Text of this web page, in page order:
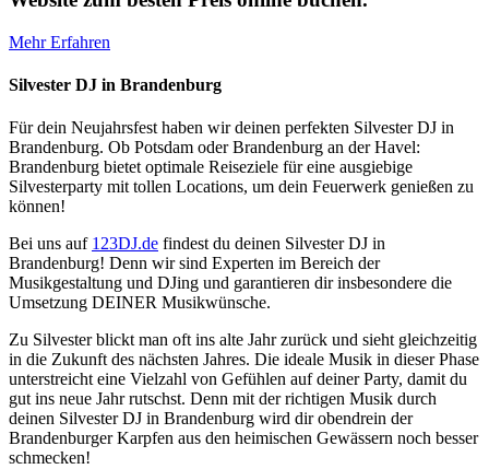
Mehr Erfahren
Silvester DJ in Brandenburg
Für dein Neujahrsfest haben wir deinen perfekten Silvester DJ in
Brandenburg. Ob Potsdam oder Brandenburg an der Havel:
Brandenburg bietet optimale Reiseziele für eine ausgiebige
Silvesterparty mit tollen Locations, um dein Feuerwerk genießen zu
können!
Bei uns auf 123DJ.de findest du deinen Silvester DJ in
Brandenburg! Denn wir sind Experten im Bereich der
Musikgestaltung und DJing und garantieren dir insbesondere die
Umsetzung DEINER Musikwünsche.
Zu Silvester blickt man oft ins alte Jahr zurück und sieht gleichzeitig
in die Zukunft des nächsten Jahres. Die ideale Musik in dieser Phase
unterstreicht eine Vielzahl von Gefühlen auf deiner Party, damit du
gut ins neue Jahr rutschst. Denn mit der richtigen Musik durch
deinen Silvester DJ in Brandenburg wird dir obendrein der
Brandenburger Karpfen aus den heimischen Gewässern noch besser
schmecken!